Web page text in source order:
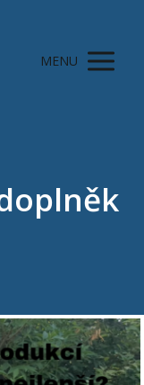
MENU